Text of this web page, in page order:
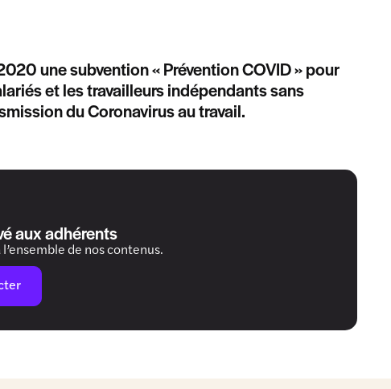
une subvention « Prévention COVID » pour
et les travailleurs indépendants sans
du Coronavirus au travail.
aux adhérents
de nos contenus.